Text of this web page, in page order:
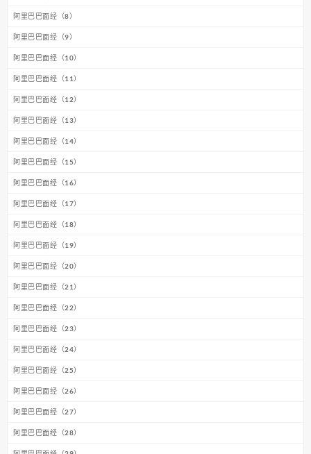
阿里巴巴面经（8）
阿里巴巴面经（9）
阿里巴巴面经（10）
阿里巴巴面经（11）
阿里巴巴面经（12）
阿里巴巴面经（13）
阿里巴巴面经（14）
阿里巴巴面经（15）
阿里巴巴面经（16）
阿里巴巴面经（17）
阿里巴巴面经（18）
阿里巴巴面经（19）
阿里巴巴面经（20）
阿里巴巴面经（21）
阿里巴巴面经（22）
阿里巴巴面经（23）
阿里巴巴面经（24）
阿里巴巴面经（25）
阿里巴巴面经（26）
阿里巴巴面经（27）
阿里巴巴面经（28）